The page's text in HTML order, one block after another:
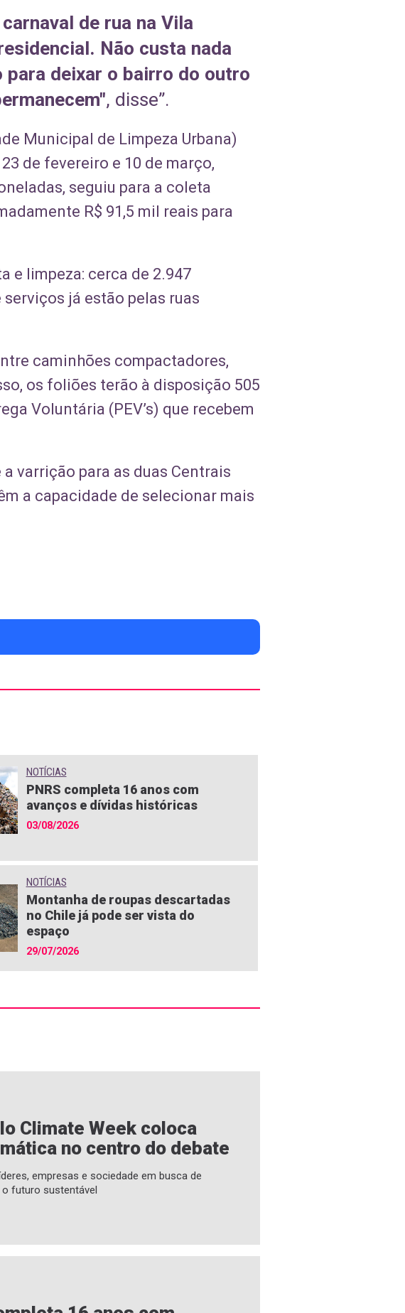
de rua na Vila
Não custa nada
deixar o bairro do outro
, disse”.
Municipal de Limpeza Urbana)
de fevereiro e 10 de março,
seguiu para a coleta
R$ 91,5 mil reais para
e limpeza: cerca de 2.947
já estão pelas ruas
caminhões compactadores,
os foliões terão à disposição 505
Voluntária (PEV’s) que recebem
varrição para as duas Centrais
a capacidade de selecionar mais
NOTÍCIAS
PNRS completa 16 anos com
avanços e dívidas históricas
03/08/2026
NOTÍCIAS
Montanha de roupas descartadas
no Chile já pode ser vista do
espaço
29/07/2026
Climate Week coloca
no centro do debate
empresas e sociedade em busca de
futuro sustentável